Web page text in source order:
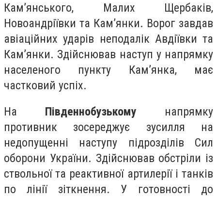
Кам’янського, Малих Щербаків,
Новоандріївки та Кам’янки. Ворог завдав
авіаційних ударів неподалік Авдіївки та
Кам’янки. Здійснював наступ у напрямку
населеного пункту Кам’янка, має
частковий успіх.
На Південнобузькому напрямку
противник зосереджує зусилля на
недопущенні наступу підрозділів Сил
оборони України. Здійснював обстріли із
ствольної та реактивної артилерії і танків
по лінії зіткнення. У готовності до